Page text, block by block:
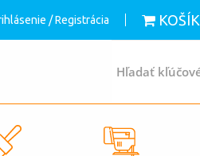
/ Registrácia KOŠÍK